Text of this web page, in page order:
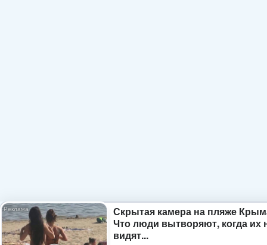
Скрытая камера на пляже
Что люди вытворяют, когда их
видят...